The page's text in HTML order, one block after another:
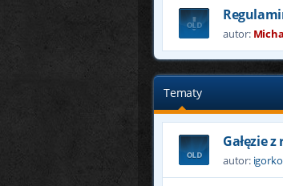
autor:
Tematy
Gałęzie z
autor: igorko